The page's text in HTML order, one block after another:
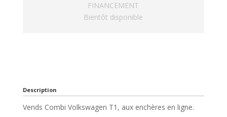
FINANCEMENT
Bientôt disponible
Description
Vends Combi Volkswagen T1, aux enchères en ligne.